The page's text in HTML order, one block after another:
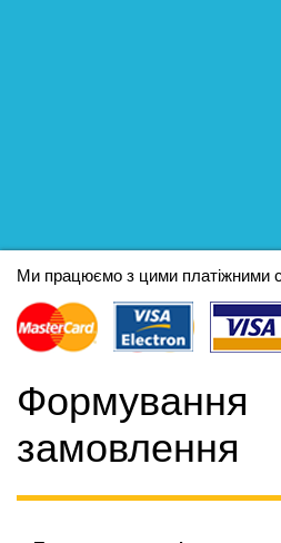
Ми працюємо з цими платіжними
Формування
замовлення